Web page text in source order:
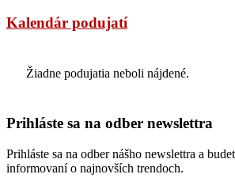
Kalendár podujatí
Žiadne podujatia neboli nájdené.
Prihláste sa na odber newslettra
Prihláste sa na odber nášho newslettra a
informovaní o najnovších trendoch.